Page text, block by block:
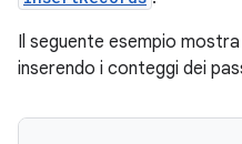
Il seguente esempio
inserendo i conteggi dei